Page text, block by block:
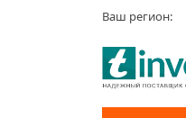
Ваш регион: